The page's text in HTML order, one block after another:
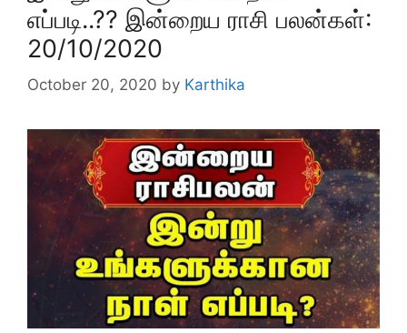
எப்படி..?? இன்றைய ராசி பலன்கள்:
20/10/2020
October 20, 2020 by Karthika